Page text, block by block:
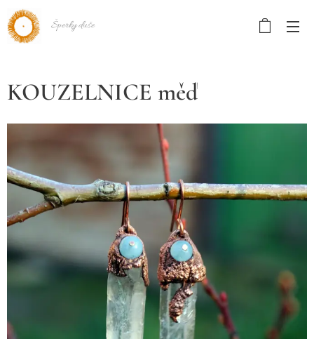
Šperky duše
KOUZELNICE měď